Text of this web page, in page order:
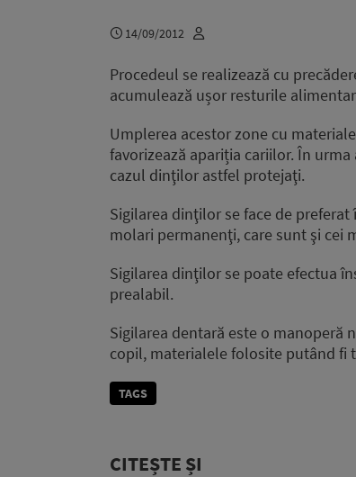
14/09/2012
Procedeul se realizează cu
acumulează ușor resturile
Umplerea acestor zone cu
favorizează apariția cariilor. În
cazul dinţilor astfel protejaţi.
Sigilarea dinţilor se face de
molari permanenţi, care sunt şi cei
Sigilarea dinţilor se poate efectua
prealabil.
Sigilarea dentară este o manoperă
copil, materialele folosite putând fi
TAGS
CITEȘTE ȘI